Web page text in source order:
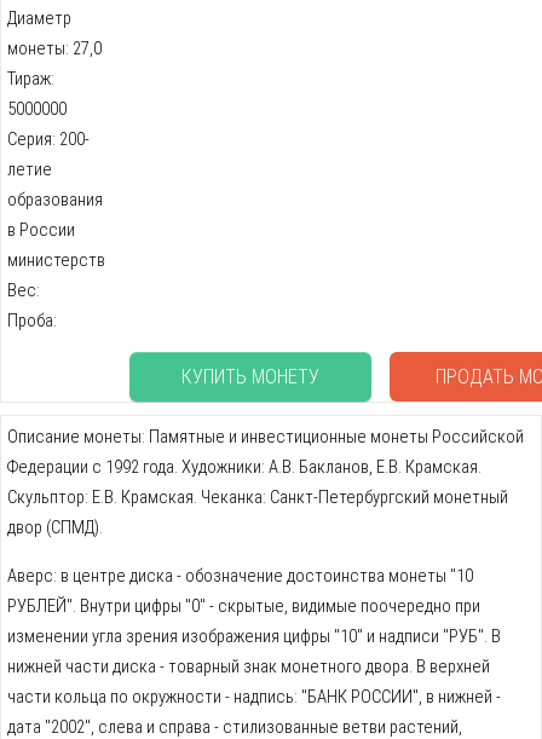
Диаметр
монеты: 27,0
Тираж:
5000000
Серия: 200-
летие
образования
в России
министерств
Вес:
Проба:
КУПИТЬ МОНЕТУ ПРОДАТЬ
Описание монеты: Памятные и инвестиционные монеты Российской
Федерации с 1992 года. Художники: А.В. Бакланов, Е.В. Крамская.
Скульптор: Е.В. Крамская. Чеканка: Санкт-Петербургский монетный
двор (СПМД).
Аверс: в центре диска - обозначение достоинства монеты "10
РУБЛЕЙ". Внутри цифры "0" - скрытые, видимые поочередно при
изменении угла зрения изображения цифры "10" и надписи "РУБ". В
нижней части диска - товарный знак монетного двора. В верхней
части кольца по окружности - надпись: "БАНК РОССИИ", в нижней -
дата "2002", слева и справа - стилизованные ветви растений,